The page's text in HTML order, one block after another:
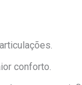
conforto.